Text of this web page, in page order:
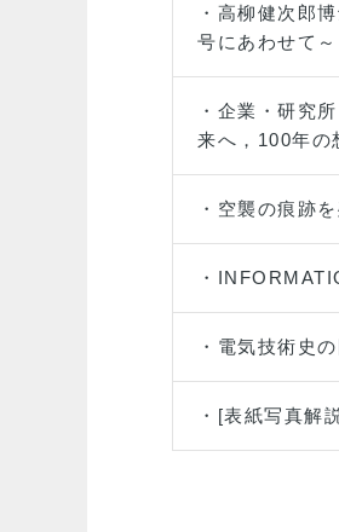
・高柳健次郎
号にあわせて～
・企業・研究
来へ，100年の
・空襲の痕跡
・
・電気技術史
・[表紙写真解